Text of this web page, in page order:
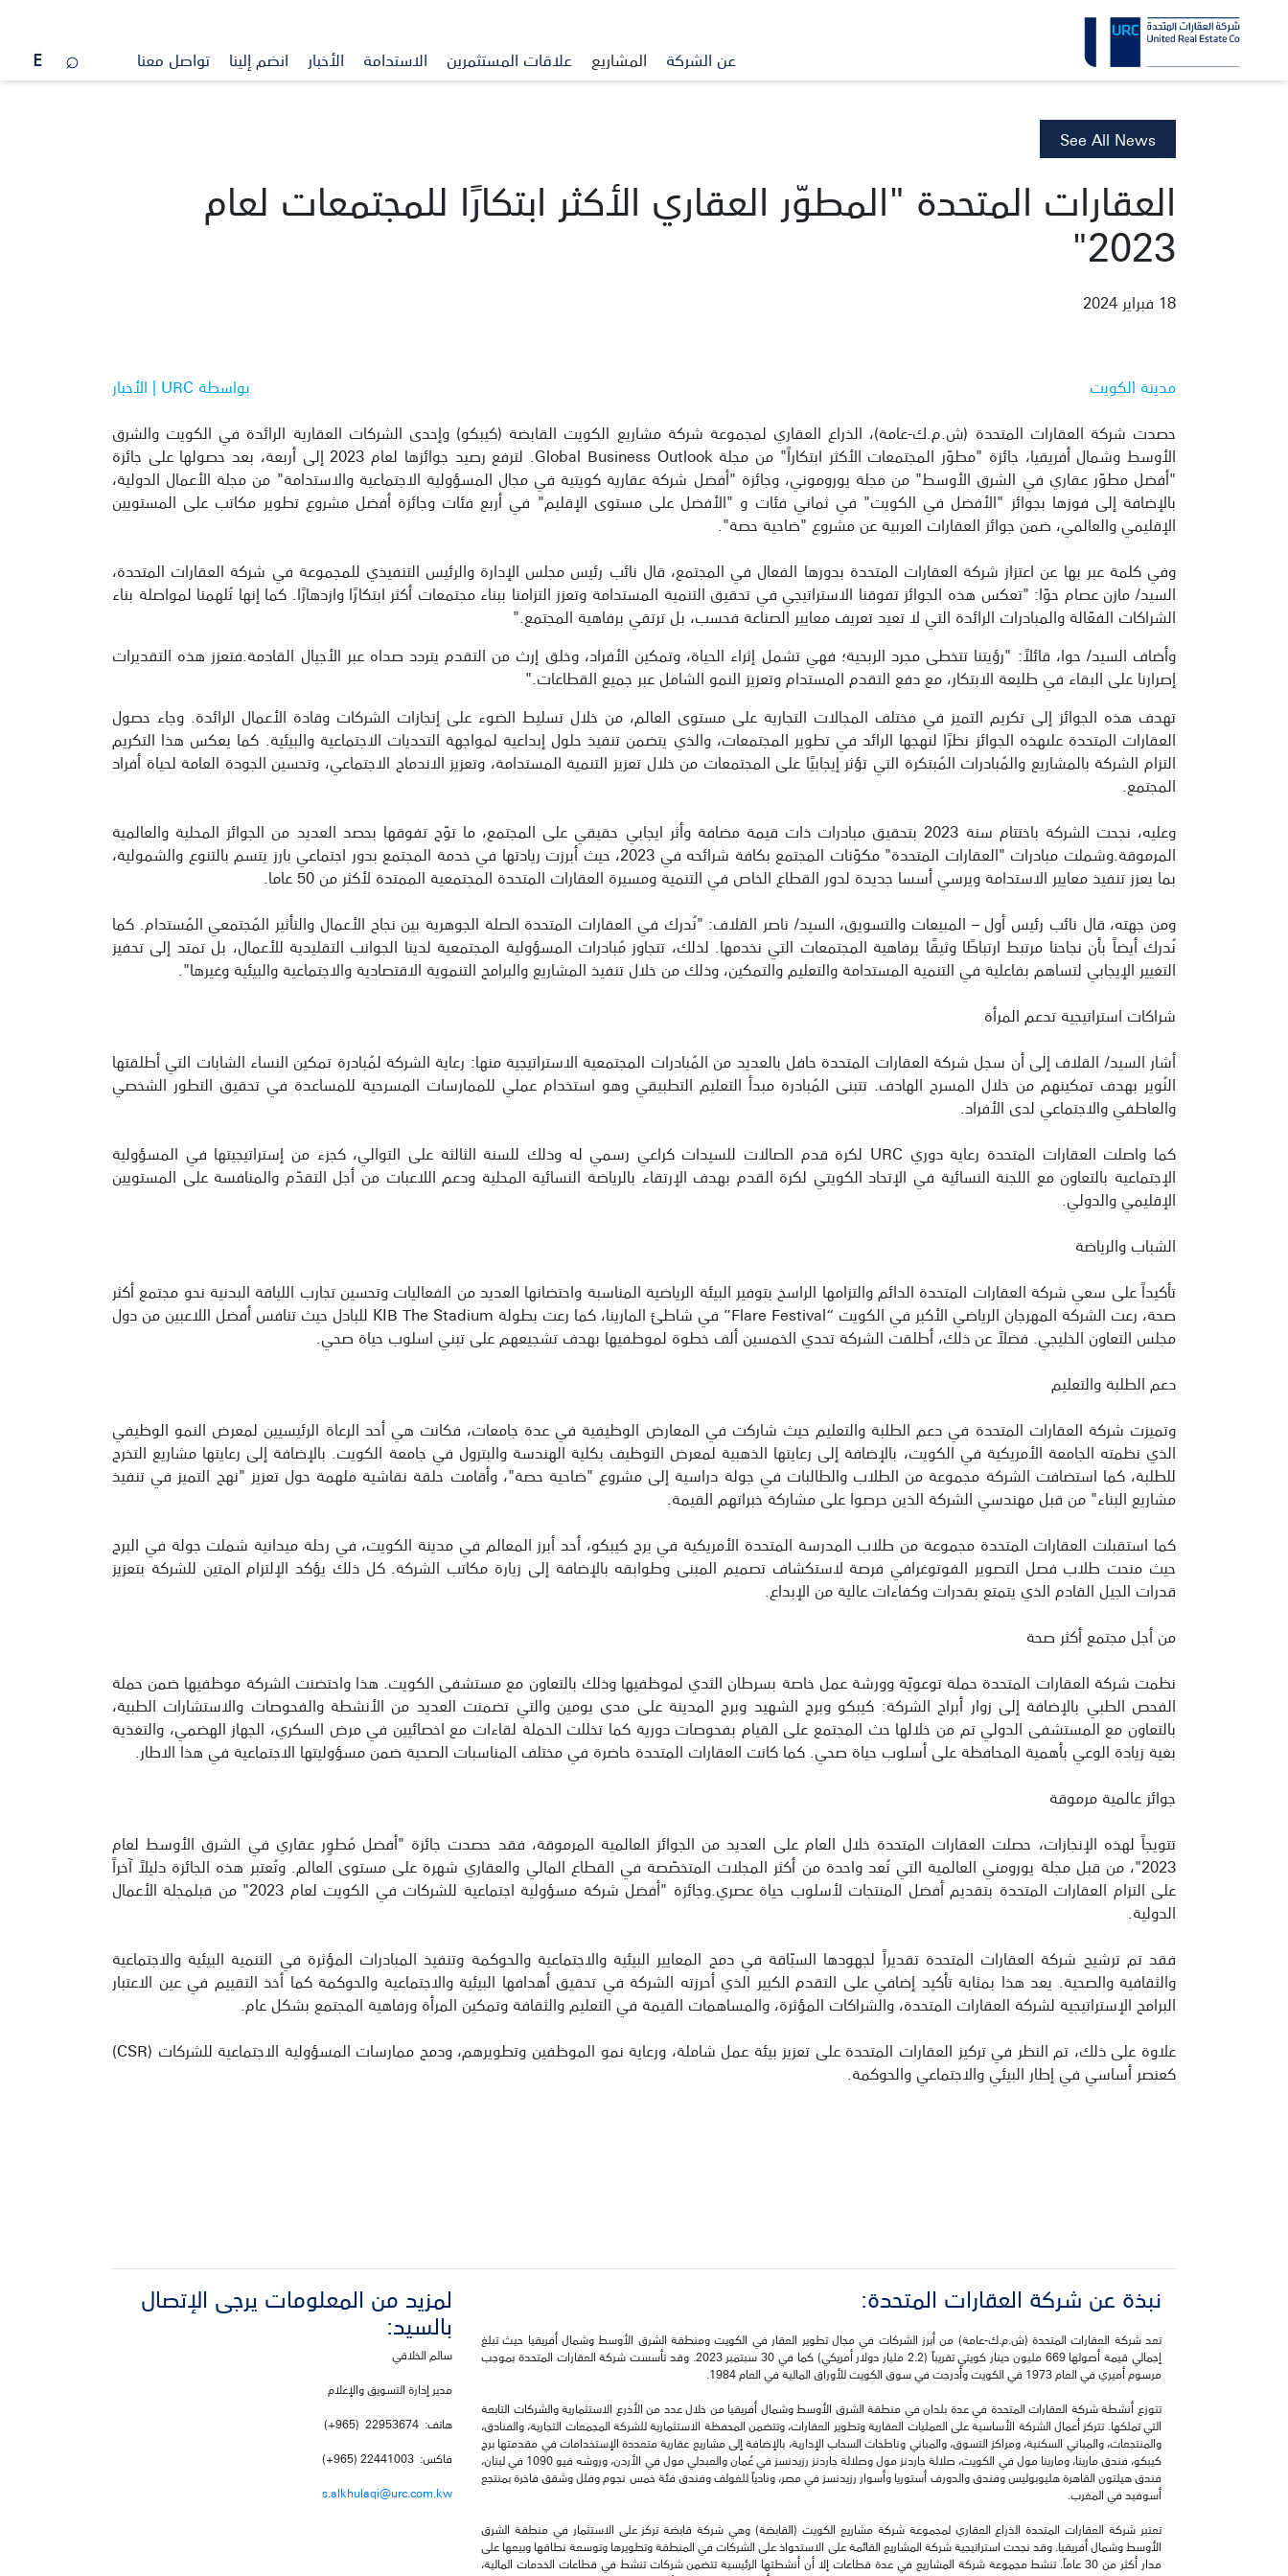
عن الشركة المشاريع علاقات المستثمرين الاستدامة الأخبار انضم إلينا تواصل معنا
See All News
العقارات المتحدة "المطوّر العقاري الأكثر ابتكارًا للمجتمعات لعام
2023"
18 فبراير 2024
بواسطة URC | الأخبار
مدينة الكويت
حصدت شركة العقارات المتحدة (ش.م.ك-عامة)، الذراع العقاري لمجموعة شركة مشاريع الكويت القابضة (كيبكو) وإحدى الشركات العقارية الرائدة في الكويت والشرق
الأوسط وشمال أفريقيا، جائزة "مطوّر المجتمعات الأكثر ابتكاراً" من مجلة Global Business Outlook. لترفع رصيد جوائزها لعام 2023 إلى أربعة، بعد حصولها على جائزة
"أفضل مطوّر عقاري في الشرق الأوسط" من مجلة يوروموني، وجائزة "أفضل شركة عقارية كويتية في مجال المسؤولية الاجتماعية والاستدامة" من مجلة الأعمال الدولية،
بالإضافة إلى فوزها بجوائز "الأفضل في الكويت" في ثماني فئات و "الأفضل على مستوى الإقليم" في أربع فئات وجائزة أفضل مشروع تطوير مكاتب على المستويين
الإقليمي والعالمي، ضمن جوائز العقارات العربية عن مشروع "ضاحية حصة".
وفي كلمة عبر بها عن اعتزاز شركة العقارات المتحدة بدورها الفعال في المجتمع، قال نائب رئيس مجلس الإدارة والرئيس التنفيذي للمجموعة في شركة العقارات المتحدة،
السيد/ مازن عصام حوّا: "تعكس هذه الجوائز تفوقنا الاستراتيجي في تحقيق التنمية المستدامة وتعزز التزامنا ببناء مجتمعات أكثر ابتكارًا وازدهارًا. كما إنها تُلهمنا لمواصلة بناء
الشراكات الفعّالة والمبادرات الرائدة التي لا تعيد تعريف معايير الصناعة فحسب، بل ترتقي برفاهية المجتمع."
وأضاف السيد/ حوا، قائلاً: "رؤيتنا تتخطى مجرد الربحية؛ فهي تشمل إثراء الحياة، وتمكين الأفراد، وخلق إرث من التقدم يتردد صداه عبر الأجيال القادمة.فتعزز هذه التقديرات
إصرارنا على البقاء في طليعة الابتكار، مع دفع التقدم المستدام وتعزيز النمو الشامل عبر جميع القطاعات."
تهدف هذه الجوائز إلى تكريم التميز في مختلف المجالات التجارية على مستوى العالم، من خلال تسليط الضوء على إنجازات الشركات وقادة الأعمال الرائدة. وجاء حصول
العقارات المتحدة علىهذه الجوائز نظرًا لنهجها الرائد في تطوير المجتمعات، والذي يتضمن تنفيذ حلول إبداعية لمواجهة التحديات الاجتماعية والبيئية. كما يعكس هذا التكريم
التزام الشركة بالمشاريع والمُبادرات المُبتكرة التي تؤثر إيجابيًا على المجتمعات من خلال تعزيز التنمية المستدامة، وتعزيز الاندماج الاجتماعي، وتحسين الجودة العامة لحياة أفراد
المجتمع.
وعليه، نجحت الشركة باختتام سنة 2023 بتحقيق مبادرات ذات قيمة مضافة وأثر ايجابي حقيقي على المجتمع، ما توّج تفوقها بحصد العديد من الجوائز المحلية والعالمية
المرموقة.وشملت مبادرات "العقارات المتحدة" مكوّنات المجتمع بكافة شرائحه في 2023، حيث أبرزت ريادتها في خدمة المجتمع بدور اجتماعي بارز يتسم بالتنوع والشمولية،
بما يعزز تنفيذ معايير الاستدامة ويرسي أسسا جديدة لدور القطاع الخاص في التنمية ومسيرة العقارات المتحدة المجتمعية الممتدة لأكثر من 50 عاما.
ومن جهته، قال نائب رئيس أول – المبيعات والتسويق، السيد/ ناصر القلاف: "نُدرك في العقارات المتحدة الصلة الجوهرية بين نجاح الأعمال والتأثير المُجتمعي المُستدام. كما
نُدرك أيضاً بأن نجاحنا مرتبط ارتباطًا وثيقًا برفاهية المجتمعات التي نخدمها. لذلك، تتجاوز مُبادرات المسؤولية المجتمعية لدينا الجوانب التقليدية للأعمال، بل تمتد إلى تحفيز
التغيير الإيجابي لتساهم بفاعلية في التنمية المستدامة والتعليم والتمكين، وذلك من خلال تنفيذ المشاريع والبرامج التنموية الاقتصادية والاجتماعية والبيئية وغيرها".
شراكات استراتيجية تدعم المرأة
أشار السيد/ القلاف إلى أن سجل شركة العقارات المتحدة حافل بالعديد من المُبادرات المجتمعية الاستراتيجية منها: رعاية الشركة لمُبادرة تمكين النساء الشابات التي أطلقتها
النُوير بهدف تمكينهم من خلال المسرح الهادف. تتبنى المُبادرة مبدأ التعليم التطبيقي وهو استخدام عملي للممارسات المسرحية للمساعدة في تحقيق التطور الشخصي
والعاطفي والاجتماعي لدى الأفراد.
كما واصلت العقارات المتحدة رعاية دوري URC لكرة قدم الصالات للسيدات كراعي رسمي له وذلك للسنة الثالثة على التوالي، كجزء من إستراتيجيتها في المسؤولية
الإجتماعية بالتعاون مع اللجنة النسائية في الإتحاد الكويتي لكرة القدم بهدف الإرتقاء بالرياضة النسائية المحلية ودعم اللاعبات من أجل التقدّم والمنافسة على المستويين
الإقليمي والدولي.
الشباب والرياضة
تأكيداً على سعي شركة العقارات المتحدة الدائم والتزامها الراسخ بتوفير البيئة الرياضية المناسبة واحتضانها العديد من الفعاليات وتحسين تجارب اللياقة البدنية نحو مجتمع أكثر
صحة، رعت الشركة المهرجان الرياضي الأكبر في الكويت “Flare Festival” في شاطئ المارينا، كما رعت بطولة KIB The Stadium للبادل حيث تنافس أفضل اللاعبين من دول
مجلس التعاون الخليجي. فضلاً عن ذلك، أطلقت الشركة تحدي الخمسين ألف خطوة لموظفيها بهدف تشجيعهم على تبني اسلوب حياة صحي.
دعم الطلبة والتعليم
وتميزت شركة العقارات المتحدة في دعم الطلبة والتعليم حيث شاركت في المعارض الوظيفية في عدة جامعات، فكانت هي أحد الرعاة الرئيسيين لمعرض النمو الوظيفي
الذي نظمته الجامعة الأمريكية في الكويت، بالإضافة إلى رعايتها الذهبية لمعرض التوظيف بكلية الهندسة والبترول في جامعة الكويت. بالإضافة إلى رعايتها مشاريع التخرج
للطلبة، كما استضافت الشركة مجموعة من الطلاب والطالبات في جولة دراسية إلى مشروع "ضاحية حصة"، وأقامت حلقة نقاشية ملهمة حول تعزيز "نهج التميز في تنفيذ
مشاريع البناء" من قبل مهندسي الشركة الذين حرصوا على مشاركة خبراتهم القيمة.
كما استقبلت العقارات المتحدة مجموعة من طلاب المدرسة المتحدة الأمريكية في برج كيبكو، أحد أبرز المعالم في مدينة الكويت، في رحلة ميدانية شملت جولة في البرج
حيث منحت طلاب فصل التصوير الفوتوغرافي فرصة لاستكشاف تصميم المبنى وطوابقه بالإضافة إلى زيارة مكاتب الشركة. كل ذلك يؤكد الإلتزام المتين للشركة بتعزيز
قدرات الجيل القادم الذي يتمتع بقدرات وكفاءات عالية من الإبداع.
من أجل مجتمع أكثر صحة
نظمت شركة العقارات المتحدة حملة توعويّة وورشة عمل خاصة بسرطان الثدي لموظفيها وذلك بالتعاون مع مستشفى الكويت. هذا واحتضنت الشركة موظفيها ضمن حملة
الفحص الطبي بالإضافة إلى زوار أبراج الشركة: كيبكو وبرج الشهيد وبرج المدينة على مدى يومين والتي تضمنت العديد من الأنشطة والفحوصات والاستشارات الطبية،
بالتعاون مع المستشفى الدولي تم من خلالها حث المجتمع على القيام بفحوصات دورية كما تخللت الحملة لقاءات مع اخصائيين في مرض السكري، الجهاز الهضمي، والتغذية
بغية زيادة الوعي بأهمية المحافظة على أسلوب حياة صحي. كما كانت العقارات المتحدة حاضرة في مختلف المناسبات الصحية ضمن مسؤوليتها الاجتماعية في هذا الاطار.
جوائز عالمية مرموقة
تتويجاً لهذه الإنجازات، حصلت العقارات المتحدة خلال العام على العديد من الجوائز العالمية المرموقة، فقد حصدت جائزة "أفضل مُطوِر عقاري في الشرق الأوسط لعام
2023"، من قبل مجلة يورومني العالمية التي تُعد واحدة من أكثر المجلات المتخصّصة في القطاع المالي والعقاري شهرة على مستوى العالم. وتُعتبر هذه الجائزة دليلاً آخراً
على التزام العقارات المتحدة بتقديم أفضل المنتجات لأسلوب حياة عصري.وجائزة "أفضل شركة مسؤولية اجتماعية للشركات في الكويت لعام 2023" من قبلمجلة الأعمال
الدولية.
فقد تم ترشيح شركة العقارات المتحدة تقديراً لجهودها السبّاقة في دمج المعايير البيئية والاجتماعية والحوكمة وتنفيذ المبادرات المؤثرة في التنمية البيئية والاجتماعية
والثقافية والصحية. يعد هذا بمثابة تأكيد إضافي على التقدم الكبير الذي أحرزته الشركة في تحقيق أهدافها البيئية والاجتماعية والحوكمة كما أخذ التقييم في عين الاعتبار
البرامج الإستراتيجية لشركة العقارات المتحدة، والشراكات المؤثرة، والمساهمات القيمة في التعليم والثقافة وتمكين المرأة ورفاهية المجتمع بشكل عام.
علاوة على ذلك، تم النظر في تركيز العقارات المتحدة على تعزيز بيئة عمل شاملة، ورعاية نمو الموظفين وتطويرهم، ودمج ممارسات المسؤولية الاجتماعية للشركات (CSR)
كعنصر أساسي في إطار البيئي والاجتماعي والحوكمة.
نبذة عن شركة العقارات المتحدة‎:
تعد شركة العقارات المتحدة (ش.م.ك-عامة) من أبرز الشركات في مجال تطوير العقار في الكويت ومنطقة الشرق الأوسط وشمال أفريقيا حيث تبلغ
إجمالي قيمة أصولها 669 مليون دينار كويتي تقريباً (2.2 مليار دولار أمريكي) كما في 30 سبتمبر 2023. وقد تأسست شركة العقارات المتحدة بموجب
مرسوم أميري في العام 1973 في الكويت وأدرجت في سوق الكويت للأوراق المالية في العام 1984.
تتوزع أنشطة شركة العقارات المتحدة في عدة بلدان في منطقة الشرق الأوسط وشمال أفريقيا من خلال عدد من الأذرع الاستثمارية والشركات التابعة
التي تملكها. تتركز أعمال الشركة الأساسية على العمليات العقارية وتطوير العقارات، وتتضمن المحفظة الاستثمارية للشركة المجمعات التجارية، والفنادق،
والمنتجعات، والمباني السكنية، ومراكز التسوق، والمباني وناطحات السحاب الإدارية، بالإضافة إلى مشاريع عقارية متعددة الإستخدامات في مقدمتها برج
كيبكو، فندق مارينا، ومارينا مول في الكويت، صلالة جاردنز مول وصلالة جاردنز رزيدنسز في عُمان والعبدلي مول في الأردن، وروشه فيو 1090 في لبنان،
فندق هيلتون القاهرة هليوبوليس وفندق والدورف أستوريا وأسوار رزيدنسز في مصر، ونادياً للغولف وفندق فئة خمس نجوم وفلل وشقق فاخرة بمنتجع
أسوفيد في المغرب.
تعتبر شركة العقارات المتحدة الذراع العقاري لمجموعة شركة مشاريع الكويت (القابضة) وهي شركة قابضة تركز على الاستثمار في منطقة الشرق
الأوسط وشمال أفريقيا. وقد نجحت استراتيجية شركة المشاريع القائمة على الاستحواذ على الشركات في المنطقة وتطويرها وتوسعة نطاقها وبيعها على
مدار أكثر من 30 عاماً. تنشط مجموعة شركة المشاريع في عدة قطاعات إلا أن أنشطتها الرئيسية تتضمن شركات تنشط في قطاعات الخدمات المالية،
لمزيد من المعلومات يرجى الإتصال
بالسيد:
سالم الخلاقي
مدير إدارة التسويق والإعلام
هاتف: 22953674 (965+)
فاكس: 22441003 (965+)
s.alkhulaqi@urc.com.kw